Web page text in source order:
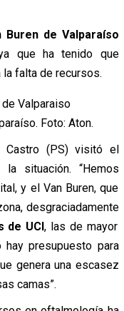
Buren de Valparaíso
que ha tenido que
falta de recursos.
Foto: Aton.
Castro (PS) visitó el
situación. “Hemos
y el Van Buren, que
desgraciadamente
de UCI, las de mayor
presupuesto para
genera una escasez
camas”.